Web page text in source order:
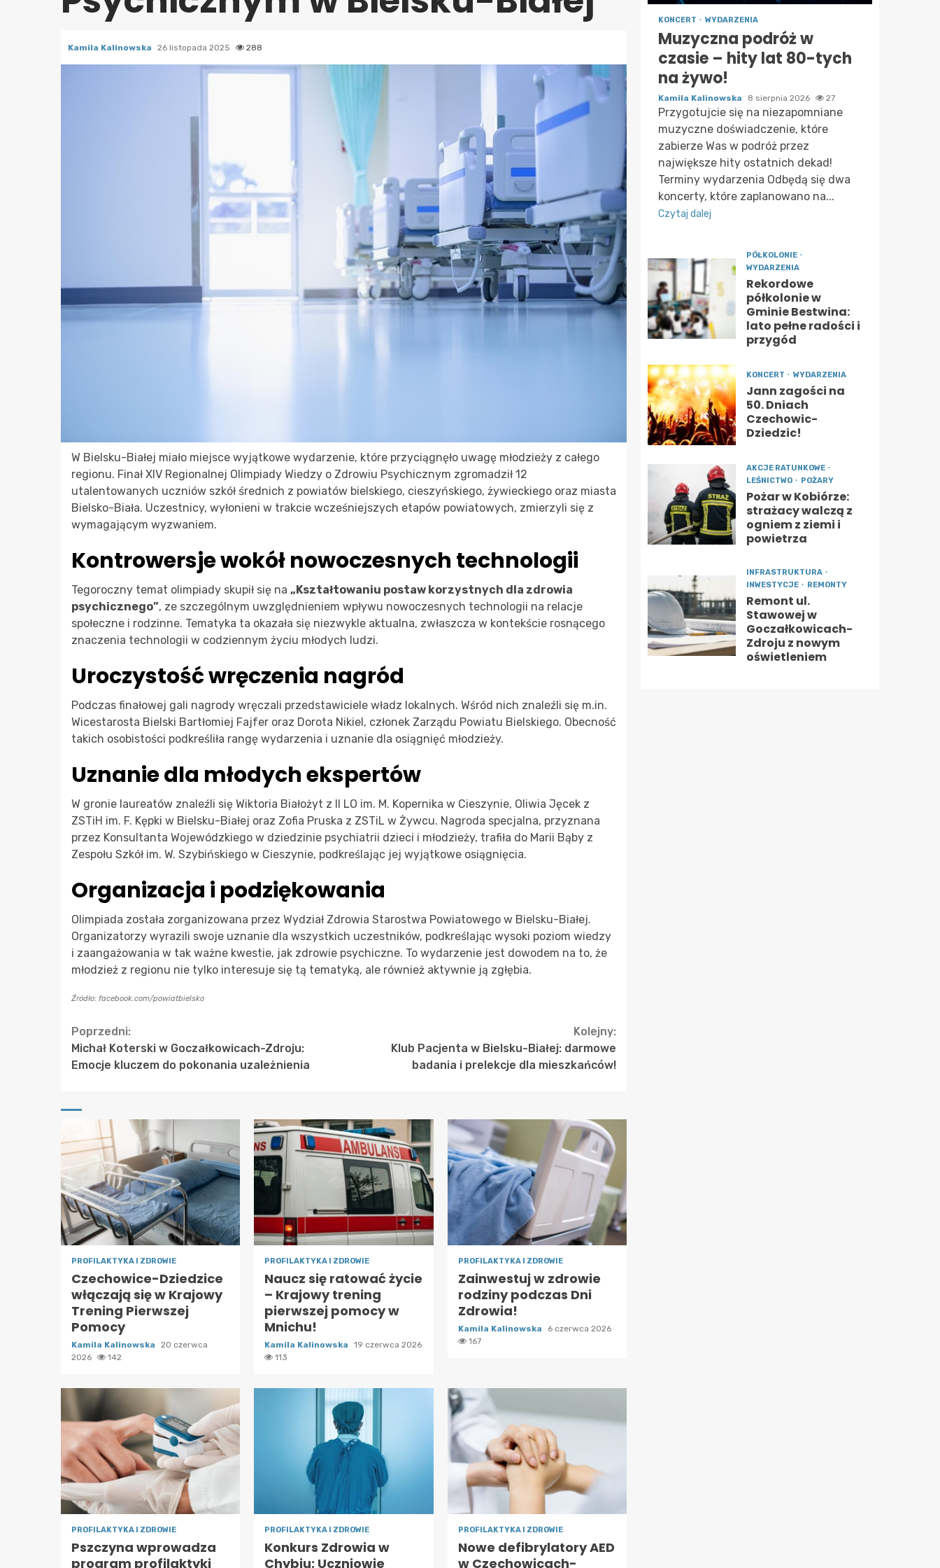
Kamila Kalinowska 26 listopada 2025 288
W Bielsku-Białej miało miejsce wyjątkowe wydarzenie, które przyciągnęło uwagę młodzieży z całego
regionu. Finał XIV Regionalnej Olimpiady Wiedzy o Zdrowiu Psychicznym zgromadził 12
utalentowanych uczniów szkół średnich z powiatów bielskiego, cieszyńskiego, żywieckiego oraz miasta
Bielsko-Biała. Uczestnicy, wyłonieni w trakcie wcześniejszych etapów powiatowych, zmierzyli się z
wymagającym wyzwaniem.
Kontrowersje wokół nowoczesnych technologii
Tegoroczny temat olimpiady skupił się na „Kształtowaniu postaw korzystnych dla zdrowia
psychicznego”, ze szczególnym uwzględnieniem wpływu nowoczesnych technologii na relacje
społeczne i rodzinne. Tematyka ta okazała się niezwykle aktualna, zwłaszcza w kontekście rosnącego
znaczenia technologii w codziennym życiu młodych ludzi.
Uroczystość wręczenia nagród
Podczas finałowej gali nagrody wręczali przedstawiciele władz lokalnych. Wśród nich znaleźli się m.in.
Wicestarosta Bielski Bartłomiej Fajfer oraz Dorota Nikiel, członek Zarządu Powiatu Bielskiego. Obecność
takich osobistości podkreśliła rangę wydarzenia i uznanie dla osiągnięć młodzieży.
Uznanie dla młodych ekspertów
W gronie laureatów znaleźli się Wiktoria Białożyt z II LO im. M. Kopernika w Cieszynie, Oliwia Jęcek z
ZSTiH im. F. Kępki w Bielsku-Białej oraz Zofia Pruska z ZSTiL w Żywcu. Nagroda specjalna, przyznana
przez Konsultanta Wojewódzkiego w dziedzinie psychiatrii dzieci i młodzieży, trafiła do Marii Bąby z
Zespołu Szkół im. W. Szybińskiego w Cieszynie, podkreślając jej wyjątkowe osiągnięcia.
Organizacja i podziękowania
Olimpiada została zorganizowana przez Wydział Zdrowia Starostwa Powiatowego w Bielsku-Białej.
Organizatorzy wyrazili swoje uznanie dla wszystkich uczestników, podkreślając wysoki poziom wiedzy
i zaangażowania w tak ważne kwestie, jak zdrowie psychiczne. To wydarzenie jest dowodem na to, że
młodzież z regionu nie tylko interesuje się tą tematyką, ale również aktywnie ją zgłębia.
Źródło: facebook.com/powiatbielsko
Continue
Reading
Poprzedni:
Michał Koterski w Goczałkowicach-Zdroju:
Emocje kluczem do pokonania uzależnienia
Kolejny:
Klub Pacjenta w Bielsku-Białej: darmowe
badania i prelekcje dla mieszkańców!
PROFILAKTYKA I ZDROWIE
Czechowice-Dziedzice
włączają się w Krajowy
Trening Pierwszej
Pomocy
Kamila Kalinowska
20 czerwca
2026
142
PROFILAKTYKA I ZDROWIE
Naucz się ratować życie
– Krajowy trening
pierwszej pomocy w
Mnichu!
Kamila Kalinowska
19 czerwca 2026
113
PROFILAKTYKA I ZDROWIE
Zainwestuj w zdrowie
rodziny podczas Dni
Zdrowia!
Kamila Kalinowska
6 czerwca 2026
167
PROFILAKTYKA I ZDROWIE
Pszczyna wprowadza
program profilaktyki
PROFILAKTYKA I ZDROWIE
Konkurs Zdrowia w
Chybiu: Uczniowie
PROFILAKTYKA I ZDROWIE
Nowe defibrylatory AED
w Czechowicach-
KONCERT WYDARZENIA
Muzyczna podróż w
czasie – hity lat 80-tych
na żywo!
Kamila Kalinowska 8 sierpnia 2026 27
Przygotujcie się na niezapomniane
muzyczne doświadczenie, które
zabierze Was w podróż przez
największe hity ostatnich dekad!
Terminy wydarzenia Odbędą się dwa
koncerty, które zaplanowano na...
Czytaj dalej
PÓŁKOLONIE
WYDARZENIA
Rekordowe
półkolonie w
Gminie Bestwina:
lato pełne radości i
przygód
KONCERT WYDARZENIA
Jann zagości na
50. Dniach
Czechowic-
Dziedzic!
AKCJE RATUNKOWE
LEŚNICTWO
POŻARY
Pożar w Kobiórze:
strażacy walczą z
ogniem z ziemi i
powietrza
INFRASTRUKTURA
INWESTYCJE
REMONTY
Remont ul.
Stawowej w
Goczałkowicach-
Zdroju z nowym
oświetleniem